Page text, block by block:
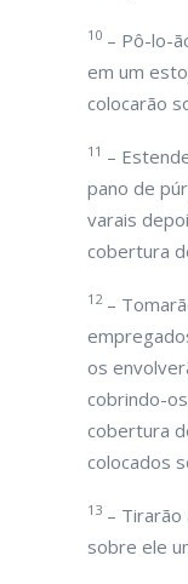
10 – Pô-lo-
em um
colocarão
11 –
pano de
varais
cobertura
12–
os
cobrindo-
cobertura
colocados
13 –
sobre ele